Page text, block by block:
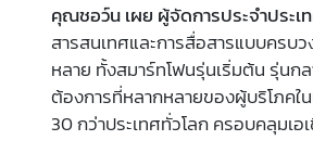
คุณชอว์น เผย ผู้จัดการประจำประเ
สารสนเทศและการสื่อสารแบบคร
หลาย ทั้งสมาร์ทโฟนรุ่นเริ่มต้น รุ่นก
ต้องการที่หลากหลายของผู้บริโภคใ
30 กว่าประเทศทั่วโลก ครอบคลุมเ